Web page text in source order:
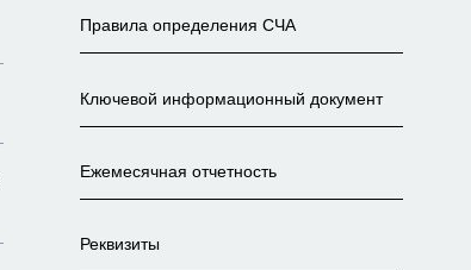
Правила определения СЧА
Ключевой информационный документ
Ежемесячная отчетность
Реквизиты